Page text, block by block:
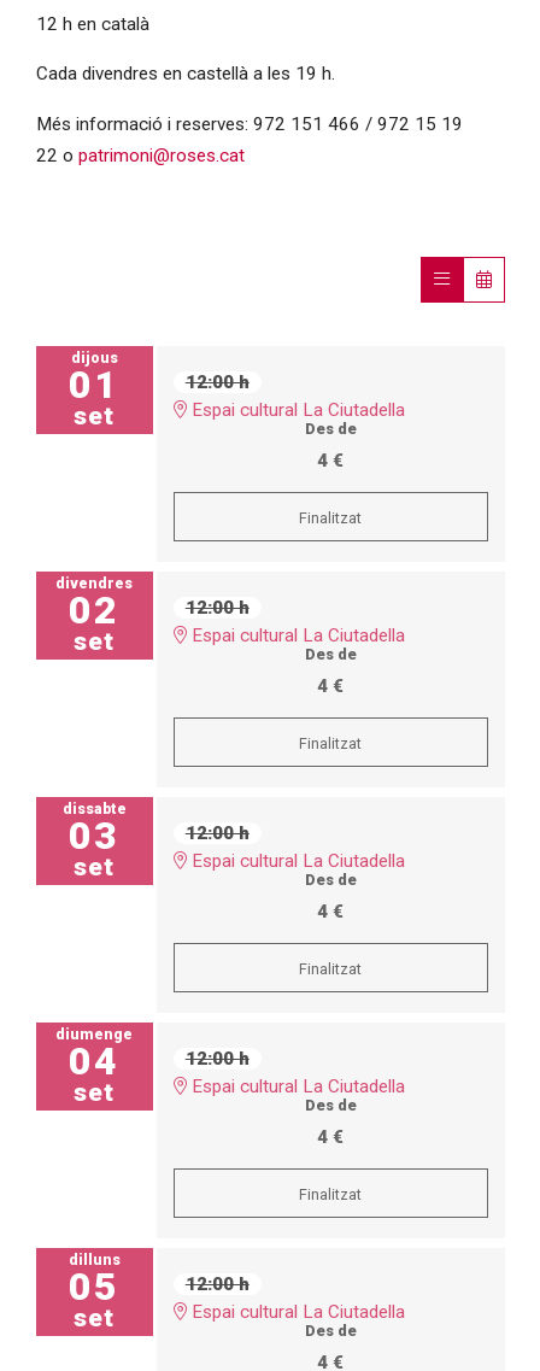
12 h en català
Cada divendres en castellà a les 19 h.
Més informació i reserves: 972 151 466 / 972 15 19
22 o patrimoni@roses.cat
dijous
01
set
12:00 h
Espai cultural La Ciutadella
Des de
4 €
Finalitzat
divendres
02
set
12:00 h
Espai cultural La Ciutadella
Des de
4 €
Finalitzat
dissabte
03
set
12:00 h
Espai cultural La Ciutadella
Des de
4 €
Finalitzat
diumenge
04
set
12:00 h
Espai cultural La Ciutadella
Des de
4 €
Finalitzat
dilluns
05
set
12:00 h
Espai cultural La Ciutadella
Des de
4 €